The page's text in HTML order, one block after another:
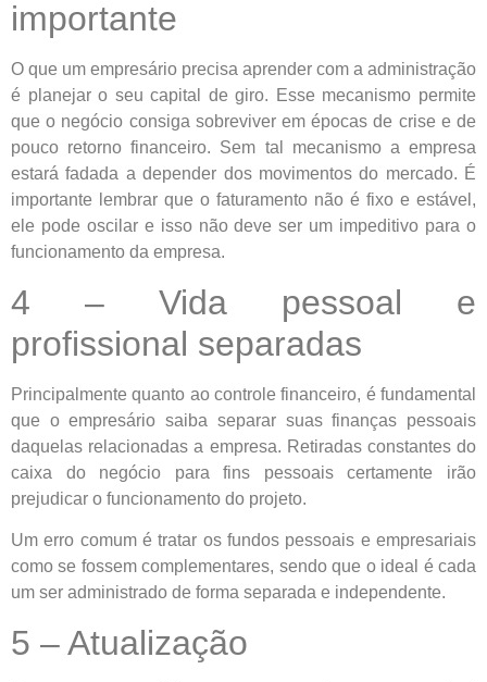
importante
O que um empresário precisa aprender com a administração
é planejar o seu capital de giro. Esse mecanismo permite
que o negócio consiga sobreviver em épocas de crise e de
pouco retorno financeiro. Sem tal mecanismo a empresa
estará fadada a depender dos movimentos do mercado. É
importante lembrar que o faturamento não é fixo e estável,
ele pode oscilar e isso não deve ser um impeditivo para o
funcionamento da empresa.
4 – Vida pessoal e
profissional separadas
Principalmente quanto ao controle financeiro, é fundamental
que o empresário saiba separar suas finanças pessoais
daquelas relacionadas a empresa. Retiradas constantes do
caixa do negócio para fins pessoais certamente irão
prejudicar o funcionamento do projeto.
Um erro comum é tratar os fundos pessoais e empresariais
como se fossem complementares, sendo que o ideal é cada
um ser administrado de forma separada e independente.
5 – Atualização